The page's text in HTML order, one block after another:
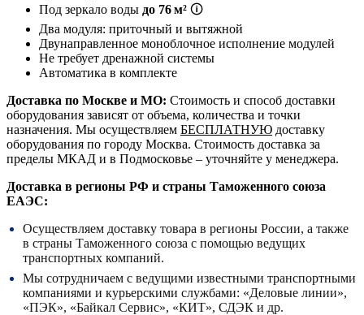
Под зеркало воды до 76 м² 🛈
Два модуля: приточный и вытяжной
Двунаправленное моноблочное исполнение модулей
Не требует дренажной системы
Автоматика в комплекте
Доставка по Москве и МО: Стоимость и способ доставки
оборудования зависят от объема, количества и точки
назначения. Мы осуществляем БЕСПЛАТНУЮ доставку
оборудования по городу Москва. Стоимость доставка за
пределы МКАД и в Подмосковье – уточняйте у менеджера.
Доставка в регионы РФ и страны Таможенного союза
ЕАЭС:
Осуществляем доставку товара в регионы России, а также
в страны Таможенного союза с помощью ведущих
транспортных компаний.
Мы сотрудничаем с ведущими известными транспортными
компаниями и курьерскими службами: «Деловые линии»,
«ПЭК», «Байкал Сервис», «КИТ», СДЭК и др.